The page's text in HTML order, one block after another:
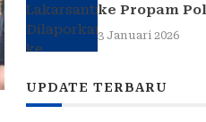
ke Propam
Kasus Nenek
3 Januari 2026
UPDATE TERBARU